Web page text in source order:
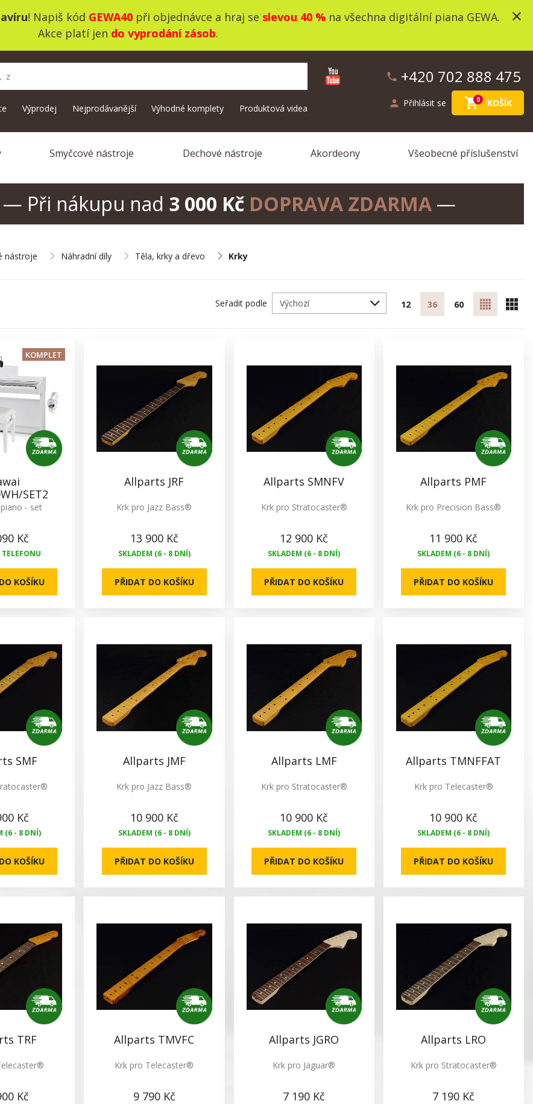
! Napiš kód GEWA40při objednávce a hraj se slevou 40 %na všechna digitální piana GEWA.
Akce platí jen do vyprodání zásob.
close
phone +420 702 888 475
person Přihlásit se shopping_cart0 KOŠÍK
Výprodej Nejprodávanější Výhodné komplety Produktová videa
Smyčcové nástroje Dechové nástroje Akordeony Všeobecné příslušenství
— Při nákupu nad 3 000 Kč DOPRAVA ZDARMA—
nástroje Náhradní díly Těla, krky a dřevo Krky
Seřadit podle 12 36 60
KOMPLET
SET2
- set
Kč
KOŠÍKU
Allparts JRF
Krk pro Jazz Bass®
13 900 Kč
SKLADEM (6 - 8 DNÍ)
PŘIDAT DO KOŠÍKU
Allparts SMNFV
Krk pro Stratocaster®
12 900 Kč
SKLADEM (6 - 8 DNÍ)
PŘIDAT DO KOŠÍKU
Allparts PMF
Krk pro Precision Bass®
11 900 Kč
SKLADEM (6 - 8 DNÍ)
PŘIDAT DO KOŠÍKU
SMF
Kč
(6 - 8 DNÍ)
KOŠÍKU
Allparts JMF
Krk pro Jazz Bass®
10 900 Kč
SKLADEM (6 - 8 DNÍ)
PŘIDAT DO KOŠÍKU
Allparts LMF
Krk pro Stratocaster®
10 900 Kč
SKLADEM (6 - 8 DNÍ)
PŘIDAT DO KOŠÍKU
Allparts TMNFFAT
Krk pro Telecaster®
10 900 Kč
SKLADEM (6 - 8 DNÍ)
PŘIDAT DO KOŠÍKU
TRF
Kč
Allparts TMVFC
Krk pro Telecaster®
9 790 Kč
Allparts JGRO
Krk pro Jaguar®
7 190 Kč
Allparts LRO
Krk pro Stratocaster®
7 190 Kč